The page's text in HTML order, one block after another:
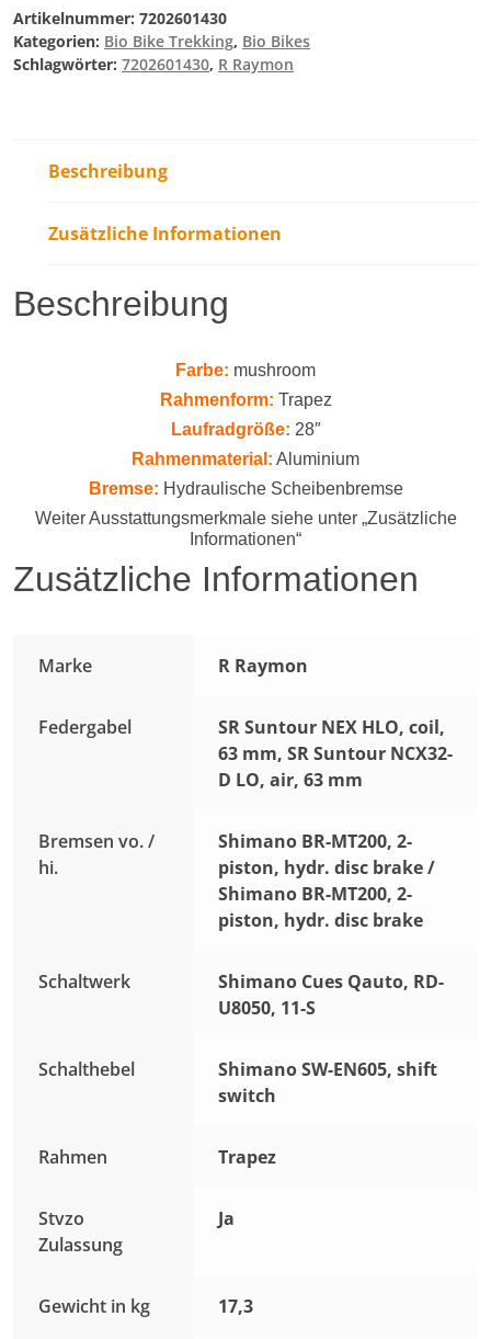
Menge
Artikelnummer: 7202601430
Kategorien: Bio Bike Trekking, Bio Bikes
Schlagwörter: 7202601430, R Raymon
Beschreibung
Zusätzliche Informationen
Beschreibung
Farbe: mushroom
Rahmenform: Trapez
Laufradgröße: 28″
Rahmenmaterial: Aluminium
Bremse: Hydraulische Scheibenbremse
Weiter Ausstattungsmerkmale siehe unter „Zusätzliche
Informationen“
Zusätzliche Informationen
Marke R Raymon
Federgabel
SR Suntour NEX HLO, coil,
63 mm, SR Suntour NCX32-
D LO, air, 63 mm
Bremsen vo. /
hi.
Shimano BR-MT200, 2-
piston, hydr. disc brake /
Shimano BR-MT200, 2-
piston, hydr. disc brake
Schaltwerk
Shimano Cues Qauto, RD-
U8050, 11-S
Schalthebel
Shimano SW-EN605, shift
switch
Rahmen Trapez
Stvzo
Zulassung
Ja
Gewicht in kg 17,3